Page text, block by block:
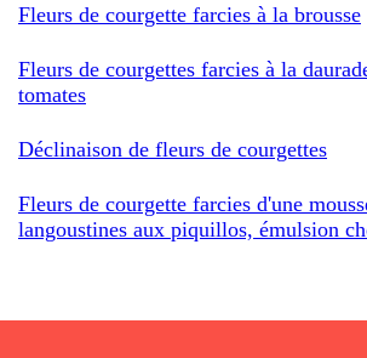
Fleurs de courgette farcies à la brousse
Fleurs de courgettes farcies à la
tomates
Déclinaison de fleurs de courgettes
Fleurs de courgette farcies d'une
langoustines aux piquillos, émulsion